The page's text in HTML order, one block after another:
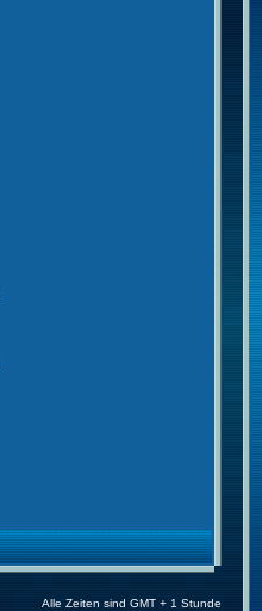
Alle Zeiten sind GMT + 1 Stunde